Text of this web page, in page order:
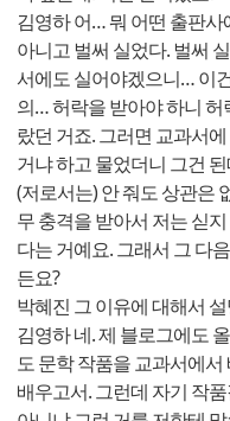
김영하 어… 뭐 어떤 출판
아니고 벌써 실었다. 벌써
서에도 실어야겠으니… 이
의… 허락을 받아야 하니 허
랐던 거죠. 그러면 교과서
거냐 하고 물었더니 그건
(저로서는) 안 줘도 상관은
무 충격을 받아서 저는 싣
다는 거예요. 그래서 그 다
든요?
박혜진 그 이유에 대해서
김영하 네. 제 블로그에도
도 문학 작품을 교과서에
배우고서. 그런데 자기 작